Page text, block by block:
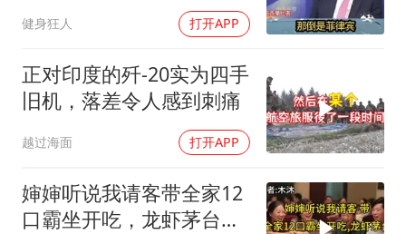
健身狂人 打开APP
正对印度的歼-20实为四手
旧机，落差令人感到刺痛
越过海面 打开APP
婶婶听说我请客带全家12
口霸坐开吃，龙虾茅台点